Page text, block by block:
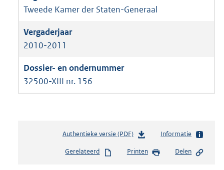
Tweede Kamer der Staten-Generaal
2010-2011
32500-XIII nr. 156
Authentieke versie (PDF)b
s
Informatie
Gerelateerd Printen Delen